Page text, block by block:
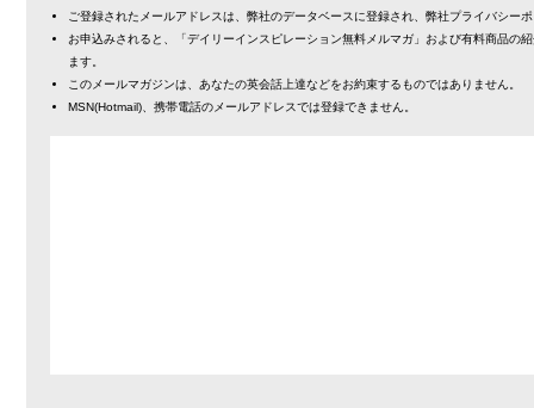
ご登録されたメールアドレスは、弊社のデータベースに登録され、弊社プライバシー
お申込みされると、「デイリーインスピレーション無料メルマガ」および有料商品の
ます。
このメールマガジンは、あなたの英会話上達などをお約束するものではありません。
MSN(Hotmail)、携帯電話のメールアドレスでは登録できません。